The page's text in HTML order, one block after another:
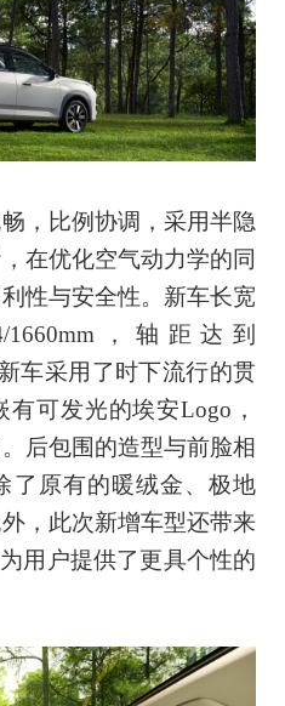
，比例协调，采用半隐
在优化空气动力学的同
性与安全性。新车长宽
1660mm，轴距达到
车采用了时下流行的贯
可发光的埃安Logo，
后包围的造型与前脸相
了原有的暖绒金、极地
，此次新增车型还带来
用户提供了更具个性的